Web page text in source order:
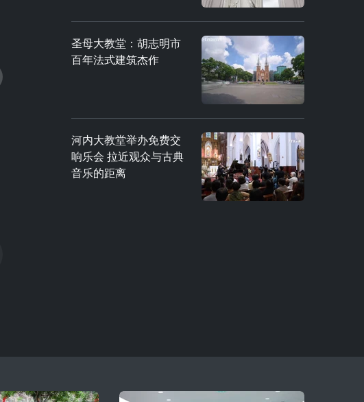
圣母大教堂：胡志明市
百年法式建筑杰作
河内大教堂举办免费交
响乐会 拉近观众与古典
音乐的距离